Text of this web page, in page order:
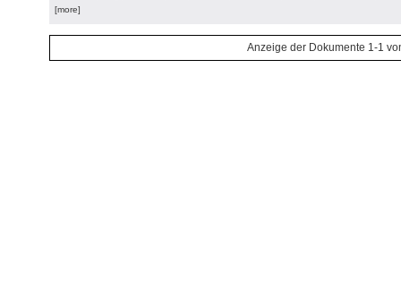
[more]
Anzeige der Dokumente 1-1